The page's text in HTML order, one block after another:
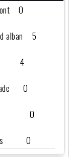
0
5
4
0
0
0